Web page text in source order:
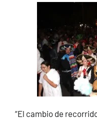
“El cambio de